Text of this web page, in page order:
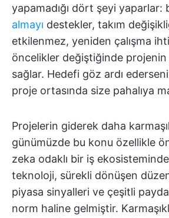
yapamadığı dört şeyi yaparlar:
almayı destekler, takım
etkilenmez, yeniden çalışma
öncelikler değiştiğinde
sağlar. Hedefi göz ardı
proje ortasında size pahalıya
Projelerin giderek daha
günümüzde bu konu özellikle
zeka odaklı bir iş
teknoloji, sürekli dönüşen
piyasa sinyalleri ve çeşitli
norm haline gelmiştir.